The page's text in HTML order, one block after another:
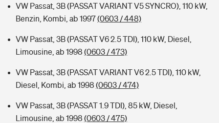
VW Passat, 3B (PASSAT VARIANT V5 SYNCRO), 110 kW,
Benzin, Kombi, ab 1997(0603 / 448)
VW Passat, 3B (PASSAT V6 2.5 TDI), 110 kW, Diesel,
Limousine, ab 1998 (0603 / 473)
VW Passat, 3B (PASSAT VARIANT V6 2.5 TDI), 110 kW,
Diesel, Kombi, ab 1998 (0603 / 474)
VW Passat, 3B (PASSAT 1.9 TDI), 85 kW, Diesel,
Limousine, ab 1998 (0603 / 475)